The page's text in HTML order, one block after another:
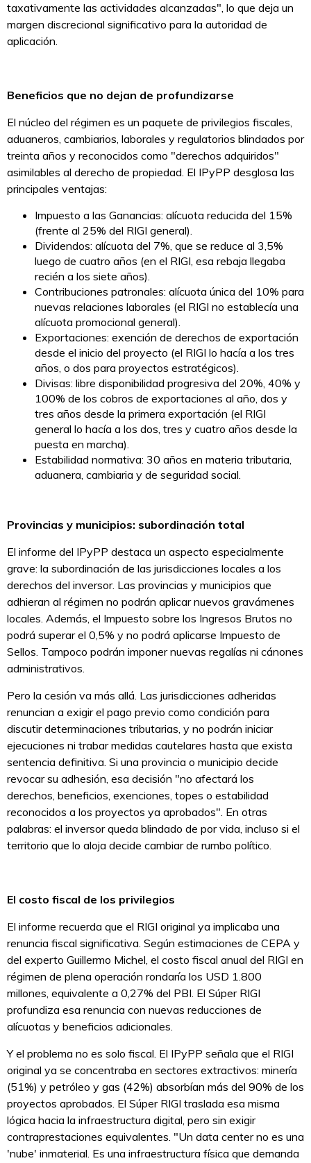
taxativamente las actividades alcanzadas", lo que deja un
margen discrecional significativo para la autoridad de
aplicación.
Beneficios que no dejan de profundizarse
El núcleo del régimen es un paquete de privilegios fiscales,
aduaneros, cambiarios, laborales y regulatorios blindados por
treinta años y reconocidos como "derechos adquiridos"
asimilables al derecho de propiedad. El IPyPP desglosa las
principales ventajas:
Impuesto a las Ganancias: alícuota reducida del 15%
(frente al 25% del RIGI general).
Dividendos: alícuota del 7%, que se reduce al 3,5%
luego de cuatro años (en el RIGI, esa rebaja llegaba
recién a los siete años).
Contribuciones patronales: alícuota única del 10% para
nuevas relaciones laborales (el RIGI no establecía una
alícuota promocional general).
Exportaciones: exención de derechos de exportación
desde el inicio del proyecto (el RIGI lo hacía a los tres
años, o dos para proyectos estratégicos).
Divisas: libre disponibilidad progresiva del 20%, 40% y
100% de los cobros de exportaciones al año, dos y
tres años desde la primera exportación (el RIGI
general lo hacía a los dos, tres y cuatro años desde la
puesta en marcha).
Estabilidad normativa: 30 años en materia tributaria,
aduanera, cambiaria y de seguridad social.
Provincias y municipios: subordinación total
El informe del IPyPP destaca un aspecto especialmente
grave: la subordinación de las jurisdicciones locales a los
derechos del inversor. Las provincias y municipios que
adhieran al régimen no podrán aplicar nuevos gravámenes
locales. Además, el Impuesto sobre los Ingresos Brutos no
podrá superar el 0,5% y no podrá aplicarse Impuesto de
Sellos. Tampoco podrán imponer nuevas regalías ni cánones
administrativos.
Pero la cesión va más allá. Las jurisdicciones adheridas
renuncian a exigir el pago previo como condición para
discutir determinaciones tributarias, y no podrán iniciar
ejecuciones ni trabar medidas cautelares hasta que exista
sentencia definitiva. Si una provincia o municipio decide
revocar su adhesión, esa decisión "no afectará los
derechos, beneficios, exenciones, topes o estabilidad
reconocidos a los proyectos ya aprobados". En otras
palabras: el inversor queda blindado de por vida, incluso si el
territorio que lo aloja decide cambiar de rumbo político.
El costo fiscal de los privilegios
El informe recuerda que el RIGI original ya implicaba una
renuncia fiscal significativa. Según estimaciones de CEPA y
del experto Guillermo Michel, el costo fiscal anual del RIGI en
régimen de plena operación rondaría los USD 1.800
millones, equivalente a 0,27% del PBI. El Súper RIGI
profundiza esa renuncia con nuevas reducciones de
alícuotas y beneficios adicionales.
Y el problema no es solo fiscal. El IPyPP señala que el RIGI
original ya se concentraba en sectores extractivos: minería
(51%) y petróleo y gas (42%) absorbían más del 90% de los
proyectos aprobados. El Súper RIGI traslada esa misma
lógica hacia la infraestructura digital, pero sin exigir
contraprestaciones equivalentes. "Un data center no es una
'nube' inmaterial. Es una infraestructura física que demanda